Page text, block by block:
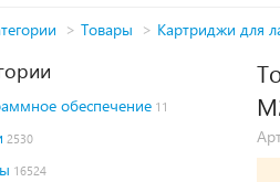
> Товары > Картриджи для
обеспечение 11
2530
16524